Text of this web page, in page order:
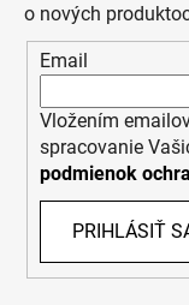
o nových
Email
Vložením
spracovanie
podmienok
PRIHLÁSIŤ